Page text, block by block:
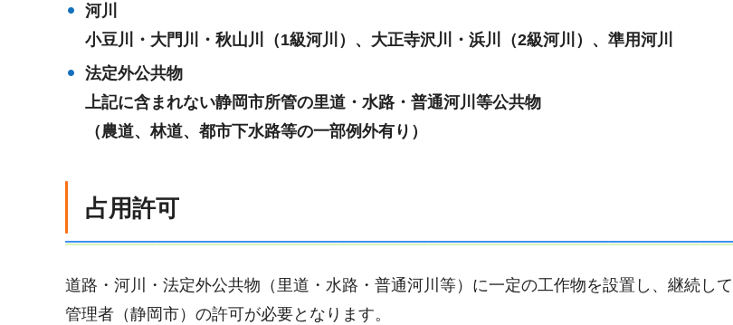
河川
小豆川・大門川・秋山川（1級河川）、 大正寺沢川・浜川（2級河川）、 準用河川
法定外公共物
上記に含まれない静岡市所管の里道・水路・ 普通河川等公共物
（農道、林道、都市下水路等の一部例外有り）
占用許可
道路・河川・法定外公共物（里道・水路・普通河川等）に一定の工作物を設置し、継続して
管理者（静岡市）の許可が必要となります。